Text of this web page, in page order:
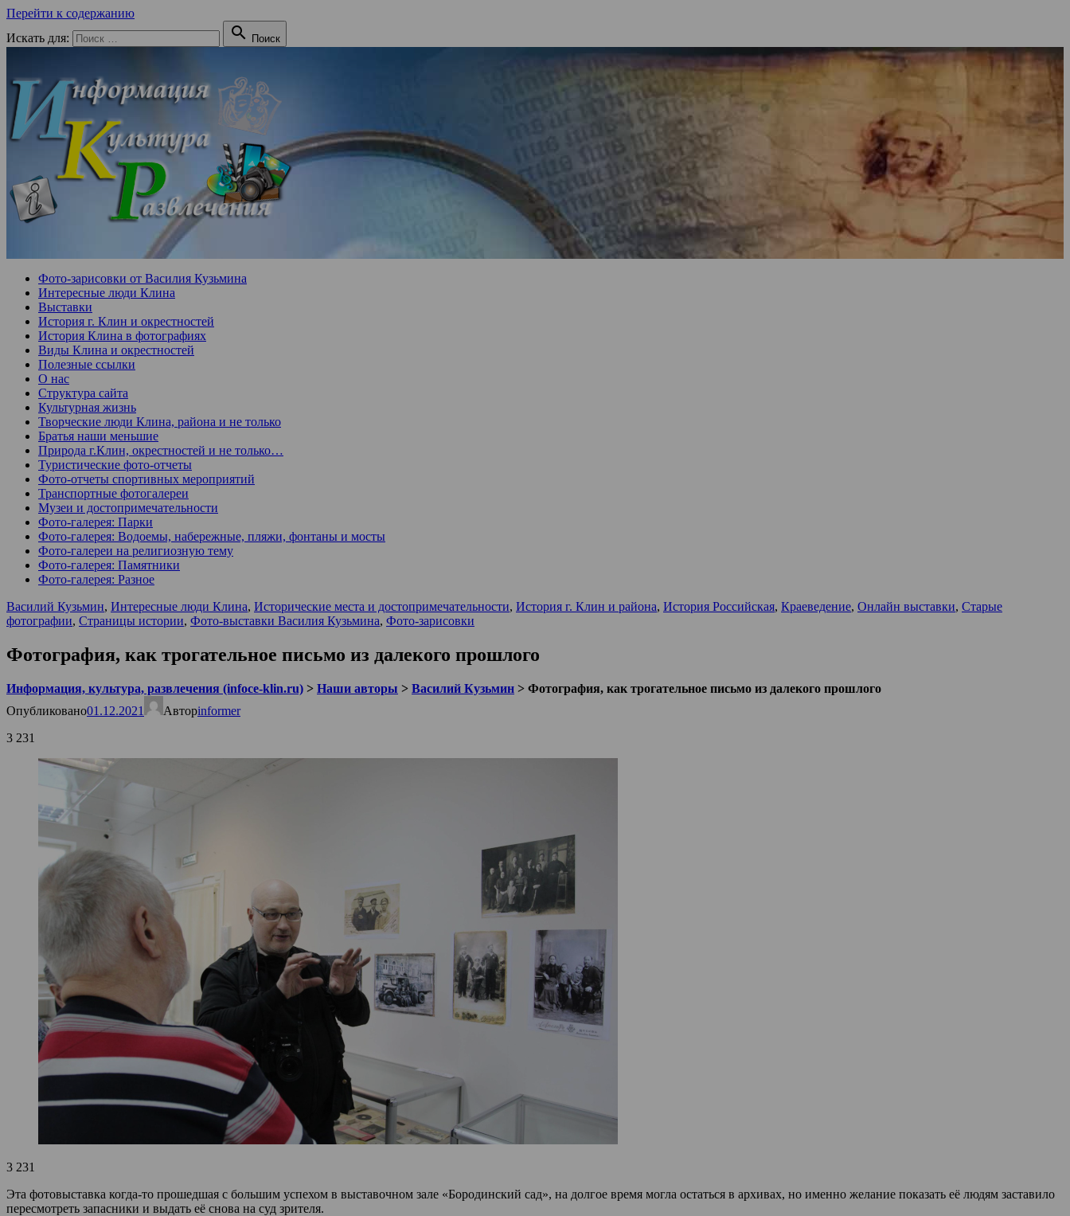
Перейти к содержанию
Искать для:
 Поиск
Фото-зарисовки от Василия Кузьмина
Интересные люди Клина
Выставки
История г. Клин и окрестностей
История Клина в фотографиях
Виды Клина и окрестностей
Полезные ссылки
О нас
Структура сайта
Культурная жизнь
Творческие люди Клина, района и не только
Братья наши меньшие
Природа г.Клин, окрестностей и не только…
Туристические фото-отчеты
Фото-отчеты спортивных мероприятий
Транспортные фотогалереи
Музеи и достопримечательности
Фото-галерея: Парки
Фото-галерея: Водоемы, набережные, пляжи, фонтаны и мосты
Фото-галереи на религиозную тему
Фото-галерея: Памятники
Фото-галерея: Разное
Василий Кузьмин, Интересные люди Клина, Исторические места и достопримечательности, История г. Клин и района, История Российская, Краеведение, Онлайн выставки, Старые
фотографии, Страницы истории, Фото-выставки Василия Кузьмина, Фото-зарисовки
Фотография, как трогательное письмо из далекого прошлого
Информация, культура, развлечения (infoce-klin.ru) > Наши авторы > Василий Кузьмин > Фотография, как трогательное письмо из далекого прошлого
Опубликовано01.12.2021 Авторinformer
3 231
3 231
Эта фотовыставка когда-то прошедшая с большим успехом в выставочном зале «Бородинский сад», на долгое время могла остаться в архивах, но именно желание показать её людям заставило
пересмотреть запасники и выдать её снова на суд зрителя.